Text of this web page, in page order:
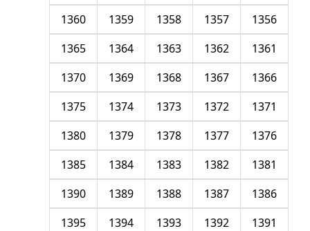
1356
1357
1358
1359
1360
1361
1362
1363
1364
1365
1366
1367
1368
1369
1370
1371
1372
1373
1374
1375
1376
1377
1378
1379
1380
1381
1382
1383
1384
1385
1386
1387
1388
1389
1390
1391
1392
1393
1394
1395